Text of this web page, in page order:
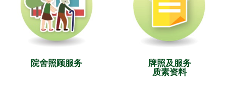
院舍照顾服务
牌照及服务
质素资料